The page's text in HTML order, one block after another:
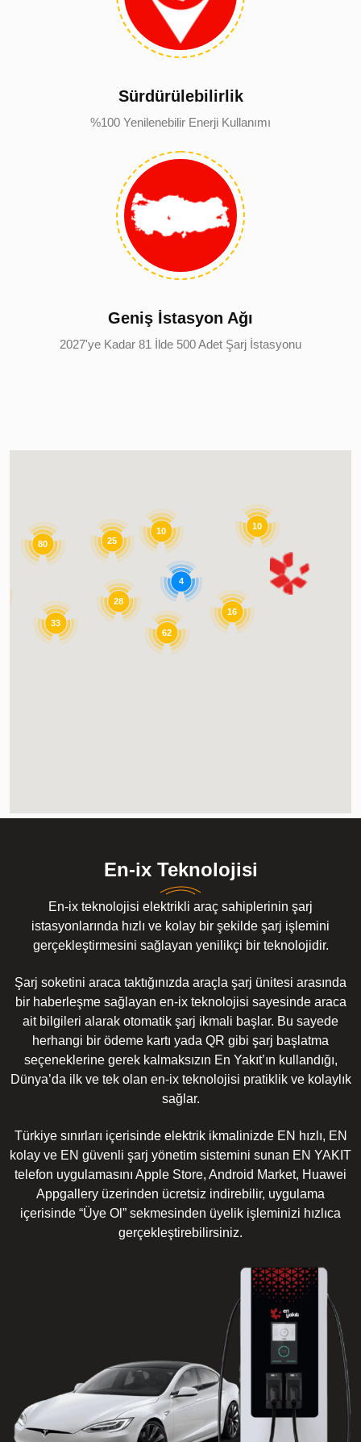
Sürdürülebilirlik
%100 Yenilenebilir Enerji Kullanımı
Geniş İstasyon Ağı
2027'ye Kadar 81 İlde 500 Adet Şarj İstasyonu
En-ix Teknolojisi
En-ix teknolojisi elektrikli araç sahiplerinin şarj
istasyonlarında hızlı ve kolay bir şekilde şarj işlemini
gerçekleştirmesini sağlayan yenilikçi bir teknolojidir.
Şarj soketini araca taktığınızda araçla şarj ünitesi arasında
bir haberleşme sağlayan en-ix teknolojisi sayesinde araca
ait bilgileri alarak otomatik şarj ikmali başlar. Bu sayede
herhangi bir ödeme kartı yada QR gibi şarj başlatma
seçeneklerine gerek kalmaksızın En Yakıt’ın kullandığı,
Dünya’da ilk ve tek olan en-ix teknolojisi pratiklik ve kolaylık
sağlar.
Türkiye sınırları içerisinde elektrik ikmalinizde EN hızlı, EN
kolay ve EN güvenli şarj yönetim sistemini sunan EN YAKIT
telefon uygulamasını Apple Store, Android Market, Huawei
Appgallery üzerinden ücretsiz indirebilir, uygulama
içerisinde “Üye Ol” sekmesinden üyelik işleminizi hızlıca
gerçekleştirebilirsiniz.